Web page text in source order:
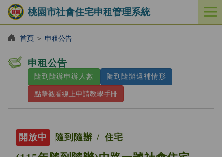
桃園市社會住宅申租管理系統
開
啟
首頁 ＞ 申租公告
申租公告
隨到隨辦申辦人數 隨到隨辦遞補情形
點擊觀看線上申請教學手冊
開放中 隨到隨辦 住宅